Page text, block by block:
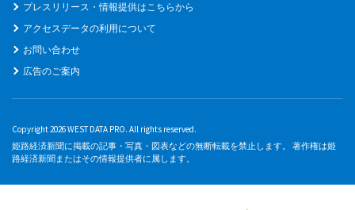
プレスリリース・情報提供はこちらから
アクセスデータの利用について
お問い合わせ
広告のご案内
Copyright 2026 WEST DATA PRO. All rights reserved.
姫路経済新聞に掲載の記事・写真・図表などの無断転載を禁止します。 著作権は姫
路経済新聞またはその情報提供者に属します。